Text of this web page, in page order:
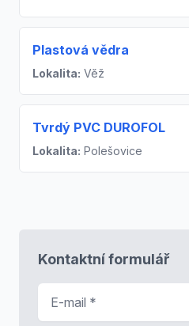
Plastová vědra
Lokalita: Věž
Tvrdý PVC DUROFOL
Lokalita: Polešovice
Kontaktní formulář